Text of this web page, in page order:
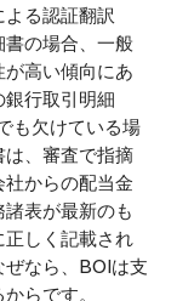
る認証翻訳
の場合、一般
高い傾向にあ
銀行取引明細
も欠けている場
、審査で指摘
からの配当金
表が最新のも
しく記載され
なら、BOIは支
らです。